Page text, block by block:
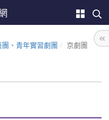
、青年實習劇團 京劇團